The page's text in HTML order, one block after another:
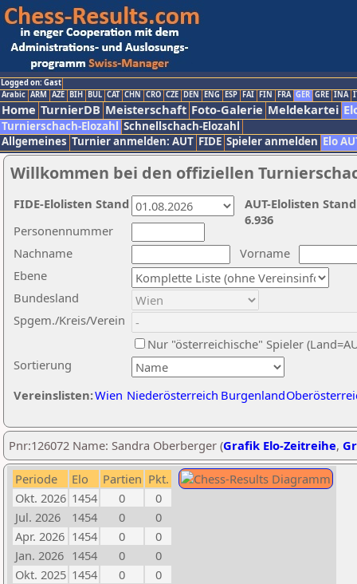
Logged on: Gast
Arabic ARM AZE BIH BUL CAT CHN CRO CZE DEN ENG ESP FAI FIN FRA GER GRE INA
Home TurnierDB Meisterschaft Foto-Galerie Meldekartei
Turnierschach-Elozahl Schnellschach-Elozahl
Allgemeines Turnier anmelden: AUT FIDE Spieler anmelden Elo
Willkommen bei den offiziellen
Nachname
Vorname
Ebene
Sortierung
Personennummer
Bundesland
Spgem./Kreis/Verein
Nur "österreichische" Spieler
Vereinslisten:Wien Niederösterreich Burgenland
AUT-Elolisten
6.936
FIDE-Elolisten Stand
Pnr:126072 Name: Sandra Oberberger (Grafik Elo-Zeitreihe,
Periode Elo Partien Pkt.
Okt. 2026 1454 0
0
Jul. 2026
1454 0
0
Apr. 2026 1454 0
0
Jan. 2026 1454 0
0
Okt. 2025 1454 0
0